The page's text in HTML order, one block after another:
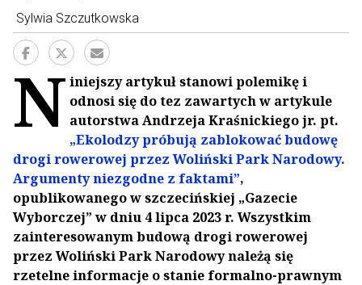
Sylwia Szczutkowska
N iniejszy artykuł stanowi polemikę i
odnosi się do tez zawartych w artykule
autorstwa Andrzeja Kraśnickiego jr. pt.
„Ekolodzy próbują zablokować budowę
drogi rowerowej przez Woliński Park Narodowy.
Argumenty niezgodne z faktami”,
opublikowanego w szczecińskiej „Gazecie
Wyborczej” w dniu 4 lipca 2023 r. Wszystkim
zainteresowanym budową drogi rowerowej
przez Woliński Park Narodowy należą się
rzetelne informacje o stanie formalno-prawnym